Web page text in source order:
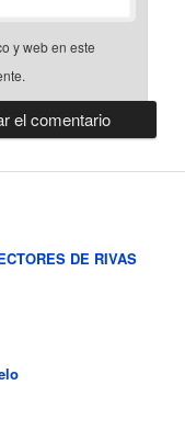
y web en este
DE RIVAS